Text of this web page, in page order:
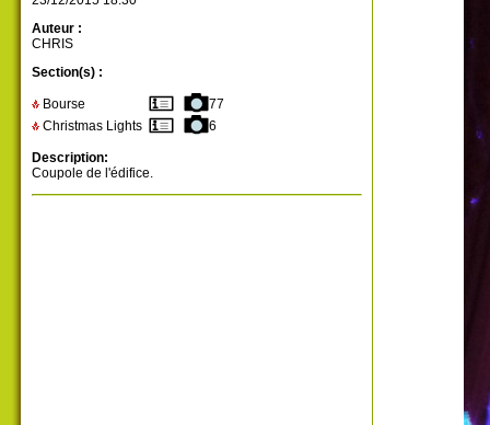
Auteur :
CHRIS
Section(s) :
Bourse
77
Christmas Lights
6
Description:
Coupole de l'édifice.